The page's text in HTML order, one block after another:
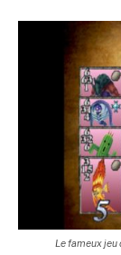
Le fameux jeu